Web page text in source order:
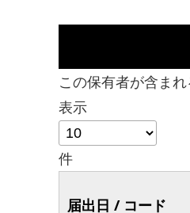
この保有者が含ま
表示
件
届出日 / コード